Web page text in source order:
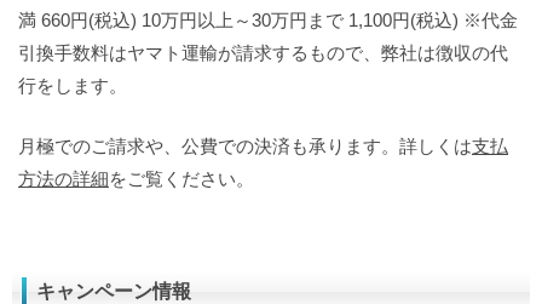
満 660円(税込) 10万円以上～30万円まで 1,100円(税込) ※代金
引換手数料はヤマト運輸が請求するもので、弊社は徴収の代
行をします。
月極でのご請求や、公費での決済も承ります。詳しくは支払
方法の詳細をご覧ください。
キャンペーン情報